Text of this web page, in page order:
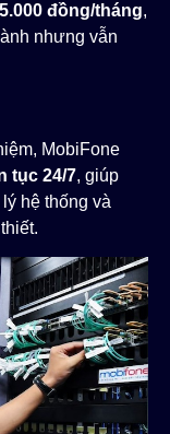
đồng/tháng,
nhưng vẫn
MobiFone
tục 24/7, giúp
hệ thống và